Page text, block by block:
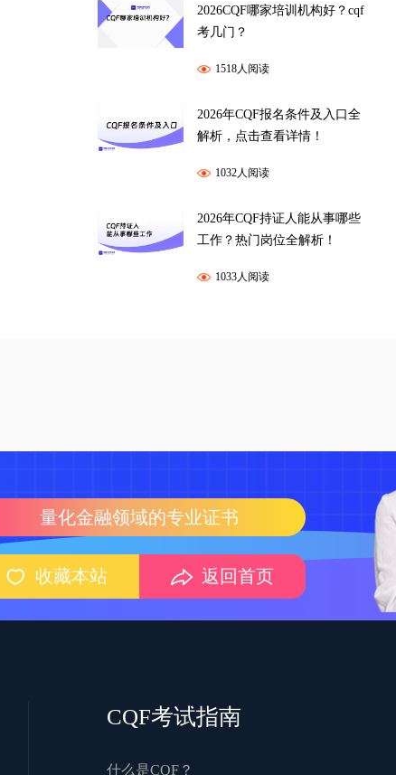
2026CQF哪家培训机构好？cqf
考几门？
1518人阅读
2026年CQF报名条件及入口全
解析，点击查看详情！
1032人阅读
2026年CQF持证人能从事哪些
工作？热门岗位全解析！
1033人阅读
量化金融领域的专业证书
收藏本站 返回首页
CQF考试指南
什么是CQF？